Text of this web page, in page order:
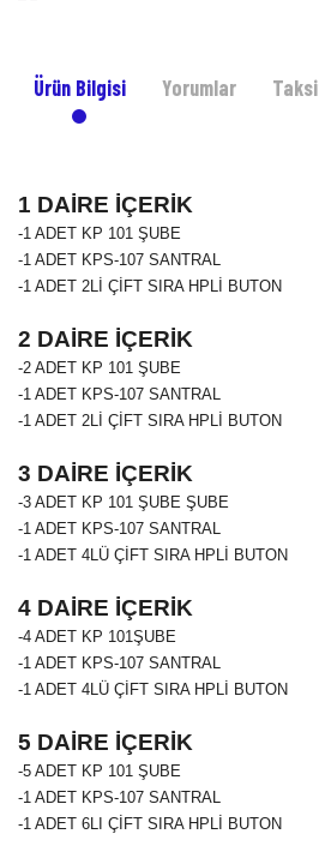
Ürün Bilgisi Yorumlar
1 DAİRE İÇERİK
-1 ADET KP 101 ŞUBE
-1 ADET KPS-107 SANTRAL
-1 ADET 2Lİ ÇİFT SIRA HPLİ BUTON
2 DAİRE İÇERİK
-2 ADET KP 101 ŞUBE
-1 ADET KPS-107 SANTRAL
-1 ADET 2Lİ ÇİFT SIRA HPLİ BUTON
3 DAİRE İÇERİK
-3 ADET KP 101 ŞUBE ŞUBE
-1 ADET KPS-107 SANTRAL
-1 ADET 4LÜ ÇİFT SIRA HPLİ BUTON
4 DAİRE İÇERİK
-4 ADET KP 101ŞUBE
-1 ADET KPS-107 SANTRAL
-1 ADET 4LÜ ÇİFT SIRA HPLİ BUTON
5 DAİRE
-5 ADET KP 101
-1 ADET KPS-107 SANTRAL
-1 ADET 6LI ÇİFT SIRA HPLİ BUTON